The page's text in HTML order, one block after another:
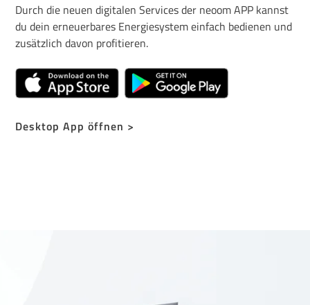
Durch die neuen digitalen Services der neoom APP kannst
du dein erneuerbares Energiesystem einfach bedienen und
zusätzlich davon profitieren.
Desktop App öffnen >